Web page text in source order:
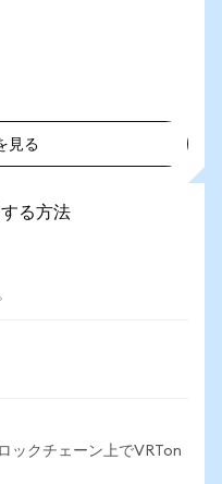
見る
る方法
ックチェーン上でVRTon